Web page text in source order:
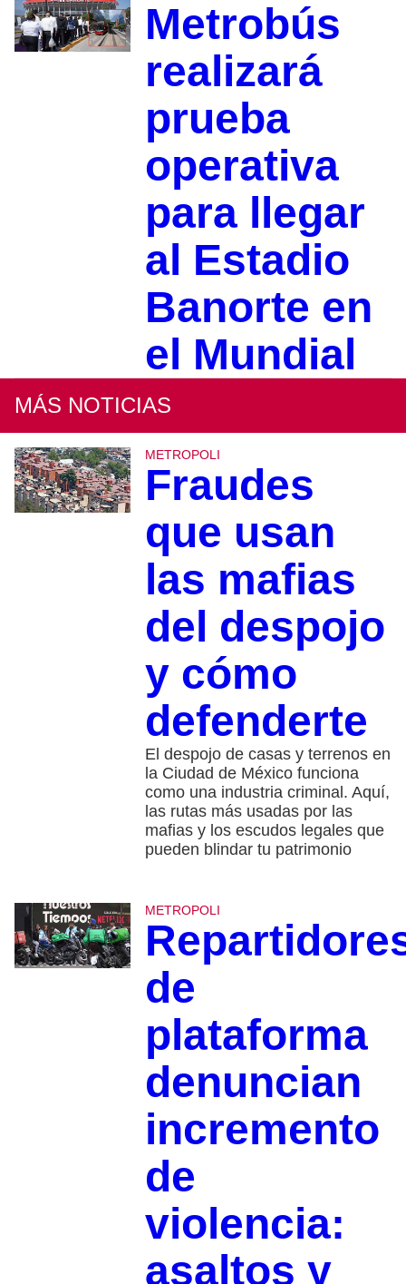
Metrobús
realizará
prueba
operativa
para llegar
al Estadio
Banorte en
el Mundial
MÁS NOTICIAS
METROPOLI
Fraudes
que usan
las mafias
del despojo
y cómo
defenderte
El despojo de casas y terrenos en
la Ciudad de México funciona
como una industria criminal. Aquí,
las rutas más usadas por las
mafias y los escudos legales que
pueden blindar tu patrimonio
METROPOLI
de
plataforma
denuncian
incremento
de
violencia:
asaltos y